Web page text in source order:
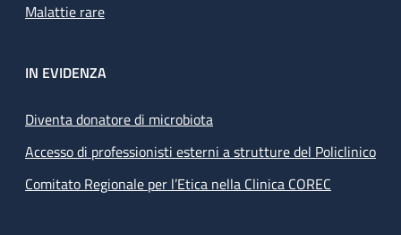
Malattie rare
IN EVIDENZA
Diventa donatore di microbiota
Accesso di professionisti esterni a strutture del Policlinico
Comitato Regionale per l’Etica nella Clinica COREC